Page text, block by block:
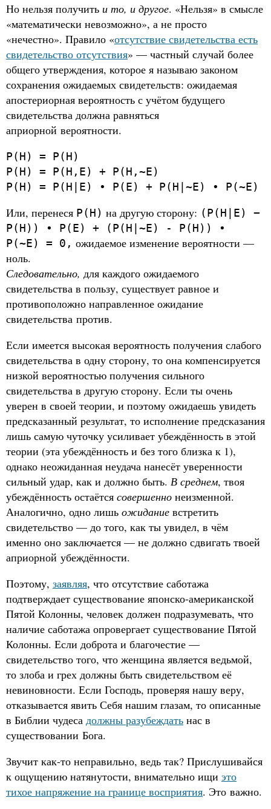
Но нельзя получить и то, и другое. «Нельзя» в смысле
«математически невозможно», а не просто
«нечестно». Правило «отсутствие свидетельства есть
свидетельство отсутствия» — частный случай более
общего утверждения, которое я называю законом
сохранения ожидаемых свидетельств: ожидаемая
апостериорная вероятность с учётом будущего
свидетельства должна равняться
априорной вероятности.
P(H) = P(H)
P(H) = P(H,E) + P(H,~E)
P(H) = P(H|E) ∙ P(E) + P(H|~E) ∙ P(~E)
Или, перенеся P(H) на другую сторону: (P(H|E) −
P(H)) ∙ P(E) + (P(H|~E) - P(H)) ∙
P(~E) = 0, ожидаемое изменение вероятности —
ноль.
Следовательно, для каждого ожидаемого
свидетельства в пользу, существует равное и
противоположно направленное ожидание
свидетельства против.
Если имеется высокая вероятность получения слабого
свидетельства в одну сторону, то она компенсируется
низкой вероятностью получения сильного
свидетельства в другую сторону. Если ты очень
уверен в своей теории, и поэтому ожидаешь увидеть
предсказанный результат, то исполнение предсказания
лишь самую чуточку усиливает убеждённость в этой
теории (эта убеждённость и без того близка к 1),
однако неожиданная неудача нанесёт уверенности
сильный удар, как и должно быть. В среднем, твоя
убеждённость остаётся совершенно неизменной.
Аналогично, одно лишь ожидание встретить
свидетельство — до того, как ты увидел, в чём
именно оно заключается — не должно сдвигать твоей
априорной убеждённости.
Поэтому, заявляя, что отсутствие саботажа
подтверждает существование японско-американской
Пятой Колонны, человек должен подразумевать, что
наличие саботажа опровергает существование Пятой
Колонны. Если доброта и благочестие —
свидетельство того, что женщина является ведьмой,
то злоба и грех должны быть свидетельством её
невиновности. Если Господь, проверяя нашу веру,
отказывается явить Себя нашим глазам, то описанные
в Библии чудеса должны разубеждать нас в
существовании Бога.
Звучит как-то неправильно, ведь так? Прислушивайся
к ощущению натянутости, внимательно ищи это
тихое напряжение на границе восприятия. Это важно.